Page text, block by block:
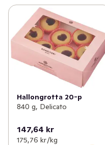
Hallongrotta 20-p
840 g, Delicato
147,64 kr
175,76 kr /kg